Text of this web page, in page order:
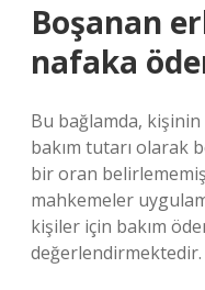
Boşanan
nafaka
Bu bağlamda, kişinin
bakım tutarı olarak
bir oran
mahkemeler
kişiler için bakım
değerlendirmektedir.